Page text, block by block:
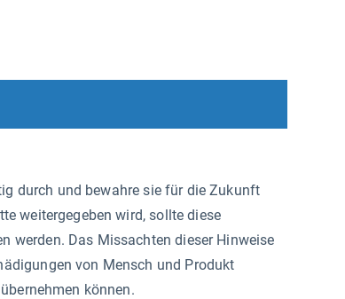
durch und bewahre sie für die Zukunft
weitergegeben wird, sollte diese
werden. Das Missachten dieser Hinweise
von Mensch und Produkt
können.